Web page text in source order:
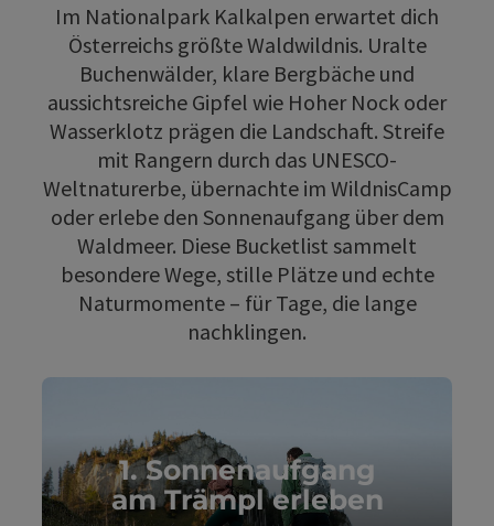
Im Nationalpark Kalkalpen erwartet dich
Österreichs größte Waldwildnis. Uralte
Buchenwälder, klare Bergbäche und
aussichtsreiche Gipfel wie Hoher Nock oder
Wasserklotz prägen die Landschaft. Streife
mit Rangern durch das UNESCO-
Weltnaturerbe, übernachte im WildnisCamp
oder erlebe den Sonnenaufgang über dem
Waldmeer. Diese Bucketlist sammelt
besondere Wege, stille Plätze und echte
Naturmomente – für Tage, die lange
nachklingen.
1. Sonnenaufgang
am Trämpl erleben